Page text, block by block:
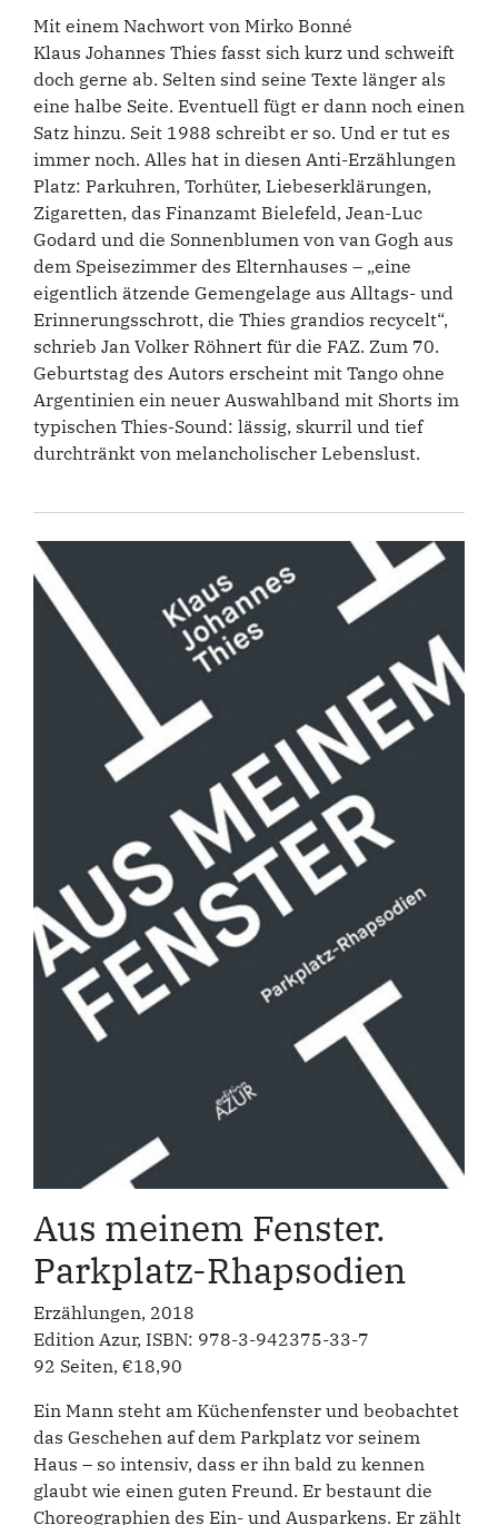
Mit einem Nachwort von Mirko Bonné
Klaus Johannes Thies fasst sich kurz und schweift
doch gerne ab. Selten sind seine Texte länger als
eine halbe Seite. Eventuell fügt er dann noch einen
Satz hinzu. Seit 1988 schreibt er so. Und er tut es
immer noch. Alles hat in diesen Anti-Erzählungen
Platz: Parkuhren, Torhüter, Liebeserklärungen,
Zigaretten, das Finanzamt Bielefeld, Jean-Luc
Godard und die Sonnenblumen von van Gogh aus
dem Speisezimmer des Elternhauses – „eine
eigentlich ätzende Gemengelage aus Alltags- und
Erinnerungsschrott, die Thies grandios recycelt“,
schrieb Jan Volker Röhnert für die FAZ. Zum 70.
Geburtstag des Autors erscheint mit Tango ohne
Argentinien ein neuer Auswahlband mit Shorts im
typischen Thies-Sound: lässig, skurril und tief
durchtränkt von melancholischer Lebenslust.
Aus meinem Fenster.
Parkplatz-Rhapsodien
Erzählungen, 2018
Edition Azur, ISBN: 978-3-942375-33-7
92 Seiten, €18,90
Ein Mann steht am Küchenfenster und beobachtet
das Geschehen auf dem Parkplatz vor seinem
Haus – so intensiv, dass er ihn bald zu kennen
glaubt wie einen guten Freund. Er bestaunt die
Choreographien des Ein- und Ausparkens. Er zählt